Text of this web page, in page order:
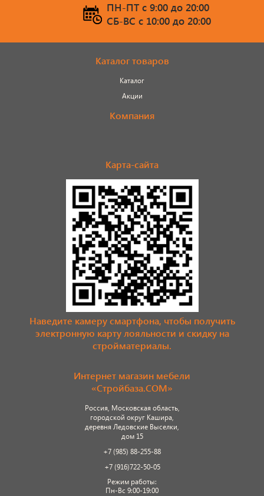
ПН-ПТ c 9:00 до 20:00
СБ-ВС c 10:00 до 20:00
Каталог товаров
Каталог
Акции
Компания
Карта-сайта
Наведите камеру смартфона, чтобы получить
электронную карту лояльности и скидку на
стройматериалы.
Интернет магазин мебели
«Стройбаза.COM»
Россия, Московская область,
городской округ Кашира,
деревня Ледовские Выселки,
дом 15
+7 (985) 88-255-88
+7 (916)722-50-05
Режим работы:
Пн-Вс 9:00-19:00